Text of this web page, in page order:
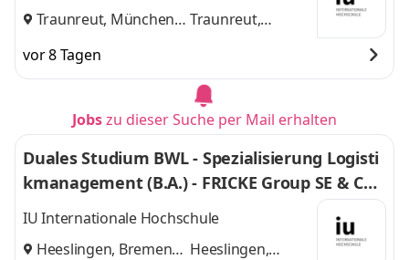
Traunreut, München
Traunreut,
vor 8 Tagen
Jobszu dieser Suche per Mail erhalten
Duales Studium BWL - Spezialisierung Logisti
kmanagement (B.A.) - FRICKE Group SE & Co.
KG
IU Internationale Hochschule
Heeslingen, Bremen
Heeslingen,